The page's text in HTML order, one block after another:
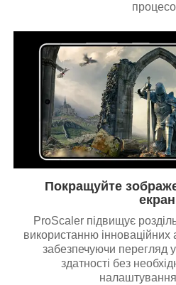
Покращуйте
ProScaler підвищує
використанню інноваційних
забезпечуючи перегляд у
здатності без